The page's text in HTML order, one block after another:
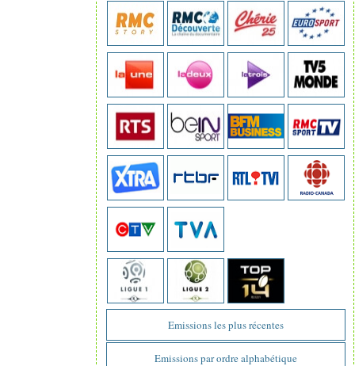
Emissions les plus récentes
Emissions par ordre alphabétique